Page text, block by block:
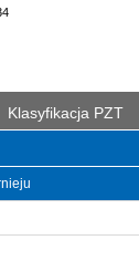
Klasyfikacja PZT